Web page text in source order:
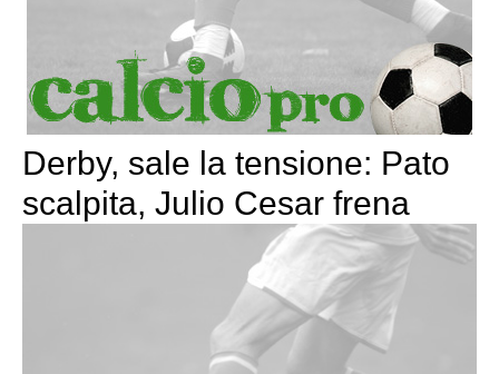
Derby, sale la tensione: Pato
scalpita, Julio Cesar frena